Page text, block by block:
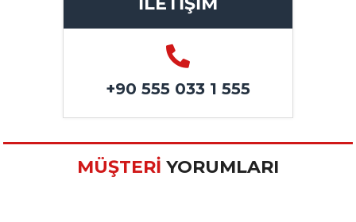
+90 555 033 1 555
MÜŞTERİ YORUMLARI